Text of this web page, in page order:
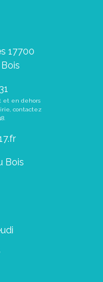
17700
et en dehors
contactez
.
Bois